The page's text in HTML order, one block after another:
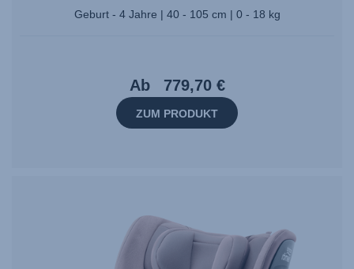
Geburt - 4 Jahre | 40 - 105 cm | 0 - 18 kg
Ab 779,70 €
ZUM PRODUKT